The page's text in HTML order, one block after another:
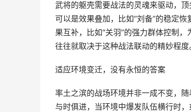
武将的躯壳需要战法的灵魂来驱动，
可以是效果叠加，比如“刘备”的稳定
果互补，比如“关羽”的强力群体控制
往往就取决于这种战法联动的精妙程度
适应环境变迁，没有永恒的答案
率土之滨的战场环境并非一成不变，
与时俱进，当环境中爆发队伍横行时